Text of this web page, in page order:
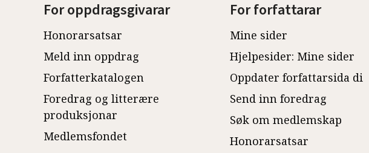
For oppdragsgivarar
Honorarsatsar
Meld inn oppdrag
Forfatterkatalogen
Foredrag og litterære
produksjonar
Medlemsfondet
For forfattarar
Mine sider
Hjelpesider: Mine sider
Oppdater forfattarsida di
Send inn foredrag
Søk om medlemskap
Honorarsatsar